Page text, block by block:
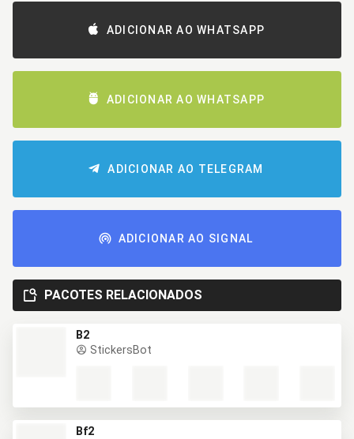
ADICIONAR AO WHATSAPP
ADICIONAR AO WHATSAPP
ADICIONAR AO TELEGRAM
ADICIONAR AO SIGNAL
PACOTES RELACIONADOS
B2
StickersBot
Bf2